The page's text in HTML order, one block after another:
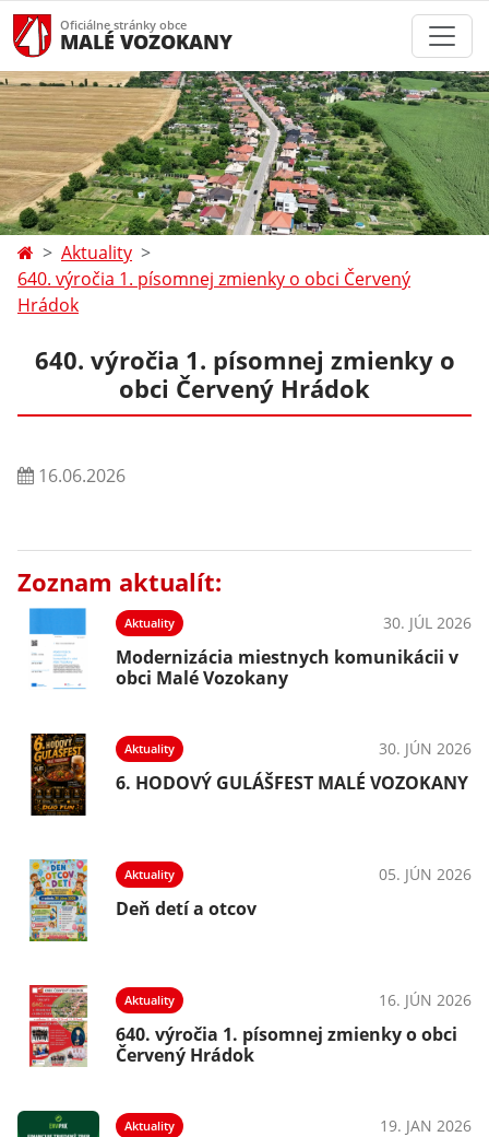
Oficiálne stránky obce
MALÉ VOZOKANY
Aktuality
640. výročia 1. písomnej zmienky o obci Červený
Hrádok
640. výročia 1. písomnej zmienky o
obci Červený Hrádok
16.06.2026
Zoznam aktualít:
Aktuality 30. JÚL 2026
Modernizácia miestnych komunikácii v
obci Malé Vozokany
Aktuality 30. JÚN 2026
6. HODOVÝ GULÁŠFEST MALÉ VOZOKANY
Aktuality 05. JÚN 2026
Deň detí a otcov
Aktuality 16. JÚN 2026
640. výročia 1. písomnej zmienky o obci
Červený Hrádok
Aktuality 19. JAN 2026